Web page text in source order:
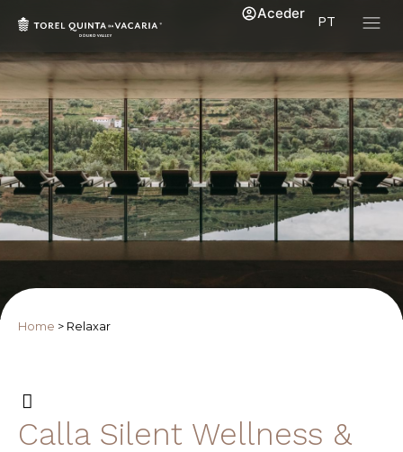
PT
Aceder
Home > Relaxar
Calla Silent Wellness &